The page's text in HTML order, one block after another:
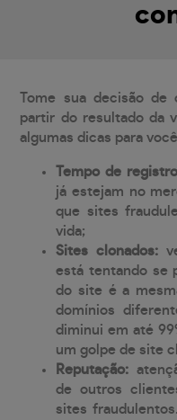
Tome sua decisão de
partir do resultado da
algumas dicas para
Tempo de
já estejam no
que sites
vida;
Sites clonados:
está tentando se
do site é a
domínios
diminui em até
um golpe de site
Reputação:
de outros
sites